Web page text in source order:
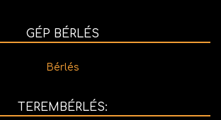
GÉP BÉRLÉS
Bérlés
TEREMBÉRLÉS: